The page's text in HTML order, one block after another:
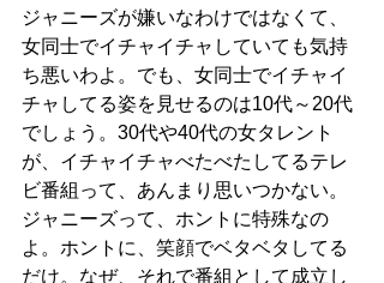
ジャニーズが嫌いなわけではなくて、
女同士でイチャイチャしていても気持
ち悪いわよ。でも、女同士でイチャイ
チャしてる姿を見せるのは10代～20代
でしょう。30代や40代の女タレント
が、イチャイチャべたべたしてるテレ
ビ番組って、あんまり思いつかない。
ジャニーズって、ホントに特殊なの
よ。ホントに、笑顔でベタベタしてる
だけ。なぜ、それで番組として成立し